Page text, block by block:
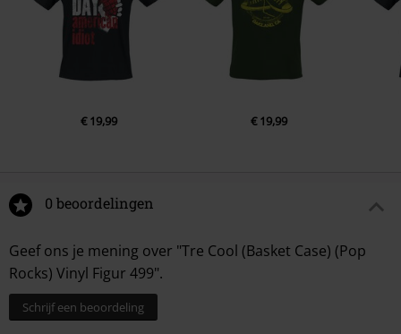
€ 19,99 € 19,99
0 beoordelingen
Geef ons je mening over "Tre Cool (Basket Case) (Pop
Rocks) Vinyl Figur 499".
Schrijf een beoordeling